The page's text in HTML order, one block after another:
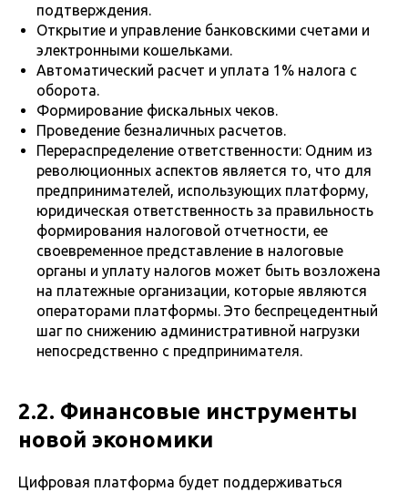
подтверждения.
Открытие и управление банковскими счетами и
электронными кошельками.
Автоматический расчет и уплата 1% налога с
оборота.
Формирование фискальных чеков.
Проведение безналичных расчетов.
Перераспределение ответственности: Одним из
революционных аспектов является то, что для
предпринимателей, использующих платформу,
юридическая ответственность за правильность
формирования налоговой отчетности, ее
своевременное представление в налоговые
органы и уплату налогов может быть возложена
на платежные организации, которые являются
операторами платформы. Это беспрецедентный
шаг по снижению административной нагрузки
непосредственно с предпринимателя.
2.2. Финансовые инструменты
новой экономики
Цифровая платформа будет поддерживаться